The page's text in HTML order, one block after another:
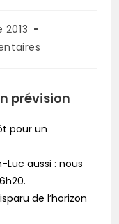
prévision
pour un
aussi : nous
de l’horizon